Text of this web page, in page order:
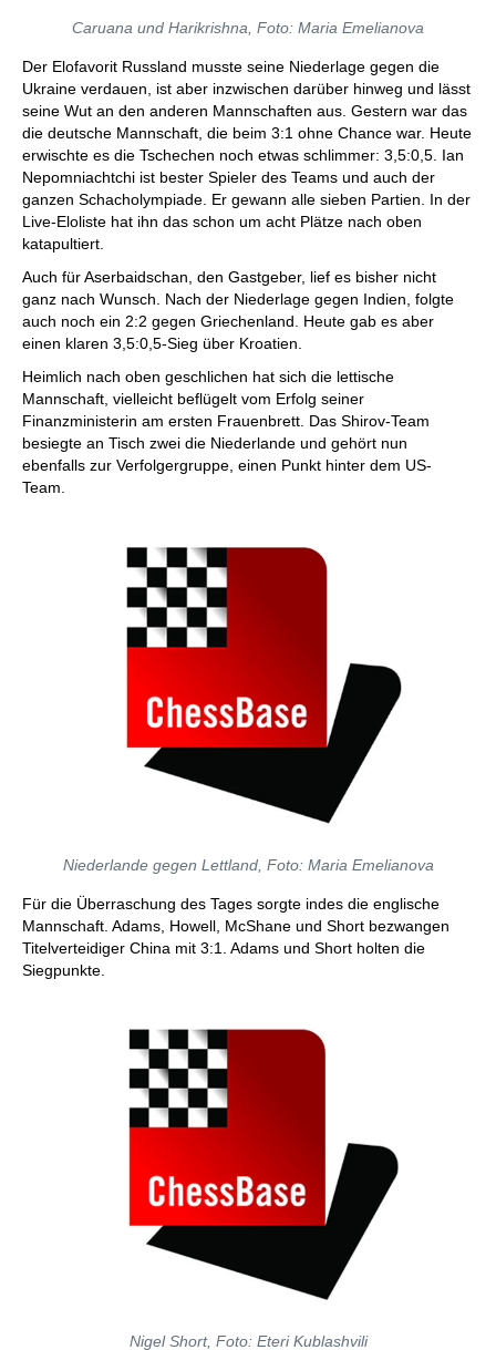
Caruana und Harikrishna, Foto: Maria Emelianova
Der Elofavorit Russland musste seine Niederlage gegen die
Ukraine verdauen, ist aber inzwischen darüber hinweg und lässt
seine Wut an den anderen Mannschaften aus. Gestern war das
die deutsche Mannschaft, die beim 3:1 ohne Chance war. Heute
erwischte es die Tschechen noch etwas schlimmer: 3,5:0,5. Ian
Nepomniachtchi ist bester Spieler des Teams und auch der
ganzen Schacholympiade. Er gewann alle sieben Partien. In der
Live-Eloliste hat ihn das schon um acht Plätze nach oben
katapultiert.
Auch für Aserbaidschan, den Gastgeber, lief es bisher nicht
ganz nach Wunsch. Nach der Niederlage gegen Indien, folgte
auch noch ein 2:2 gegen Griechenland. Heute gab es aber
einen klaren 3,5:0,5-Sieg über Kroatien.
Heimlich nach oben geschlichen hat sich die lettische
Mannschaft, vielleicht beflügelt vom Erfolg seiner
Finanzministerin am ersten Frauenbrett. Das Shirov-Team
besiegte an Tisch zwei die Niederlande und gehört nun
ebenfalls zur Verfolgergruppe, einen Punkt hinter dem US-
Team.
Niederlande gegen Lettland, Foto: Maria Emelianova
Für die Überraschung des Tages sorgte indes die englische
Mannschaft. Adams, Howell, McShane und Short bezwangen
Titelverteidiger China mit 3:1. Adams und Short holten die
Siegpunkte.
Nigel Short, Foto: Eteri Kublashvili